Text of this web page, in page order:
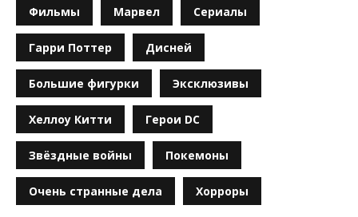
Фильмы Марвел Сериалы
Гарри Поттер Дисней
Большие фигурки Эксклюзивы
Хеллоу Китти Герои DC
Звёздные войны Покемоны
Очень странные дела Хорроры